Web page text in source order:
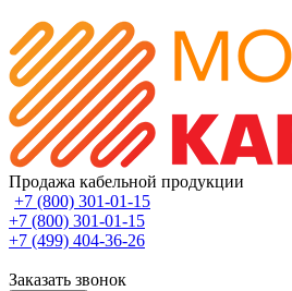
Продажа кабельной продукции
+7 (800) 301-01-15
+7 (800) 301-01-15
+7 (499) 404-36-26
Заказать звонок